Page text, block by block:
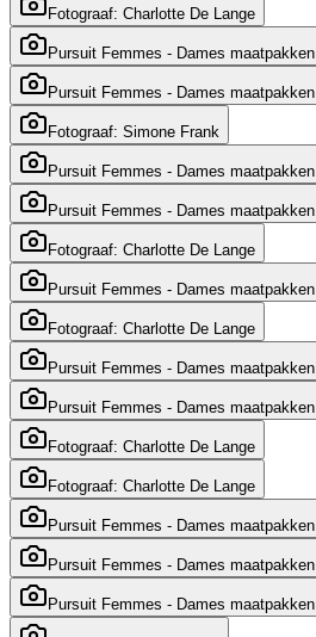
Fotograaf: Charlotte De Lange
Pursuit Femmes - Dames maatpakken
Pursuit Femmes - Dames maatpakken
Fotograaf: Simone Frank
Pursuit Femmes - Dames maatpakken
Pursuit Femmes - Dames maatpakken
Fotograaf: Charlotte De Lange
Pursuit Femmes - Dames maatpakken
Fotograaf: Charlotte De Lange
Pursuit Femmes - Dames maatpakken
Pursuit Femmes - Dames maatpakken
Fotograaf: Charlotte De Lange
Fotograaf: Charlotte De Lange
Pursuit Femmes - Dames maatpakken
Pursuit Femmes - Dames maatpakken
Pursuit Femmes - Dames maatpakken